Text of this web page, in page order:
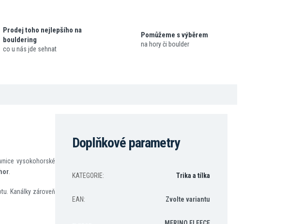
Prodej toho nejlepšího na
bouldering
co u nás jde sehnat
Pomůžeme s výběrem
na hory či boulder
vysokohorské
Kanálky zároveň
Doplňkové parametry
KATEGORIE: Trika a tílka
EAN: Zvolte variantu